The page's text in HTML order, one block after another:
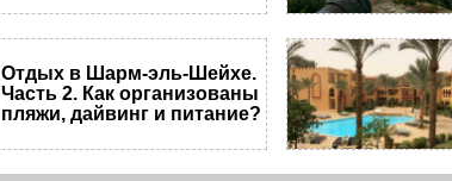
Отдых в Шарм-эль-Шейхе.
Часть 2. Как организованы
пляжи, дайвинг и питание?